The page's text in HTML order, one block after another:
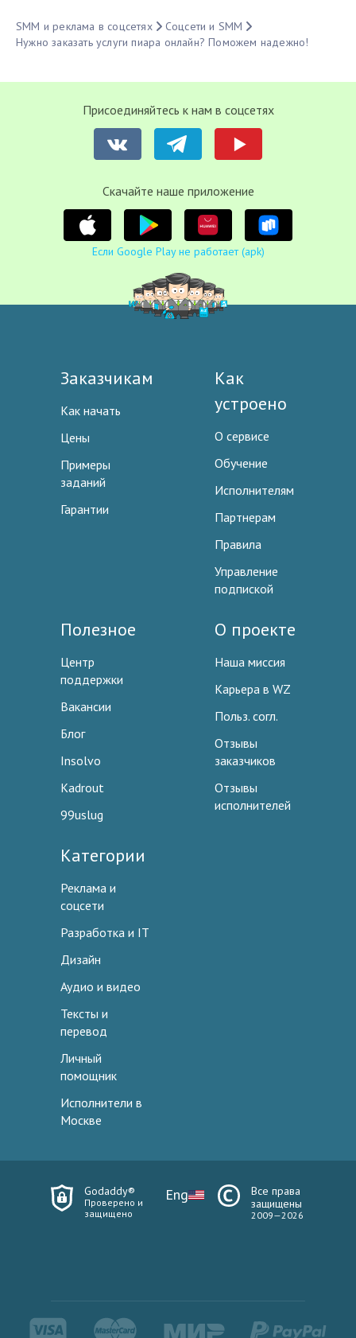
SMM и реклама в соцсетях
Соцсети и SMM
Нужно заказать услуги пиара онлайн? Поможем надежно!
Присоединяйтесь к нам в соцсетях
Cкачайте наше приложение
Если Google Play не работает (apk)
Заказчикам
Как начать
Цены
Примеры
заданий
Гарантии
Как
устроено
О сервисе
Обучение
Исполнителям
Партнерам
Правила
Управление
подпиской
Полезное
Центр
поддержки
Вакансии
Блог
Insolvo
Kadrout
99uslug
О проекте
Наша миссия
Карьера в WZ
Польз. согл.
Отзывы
заказчиков
Отзывы
исполнителей
Категории
Реклама и
соцсети
Разработка и IT
Дизайн
Аудио и видео
Тексты и
перевод
Личный
помощник
Исполнители в
Москве
Godaddy®
Проверено и
защищено
Eng
Все права
защищены
2009—2026